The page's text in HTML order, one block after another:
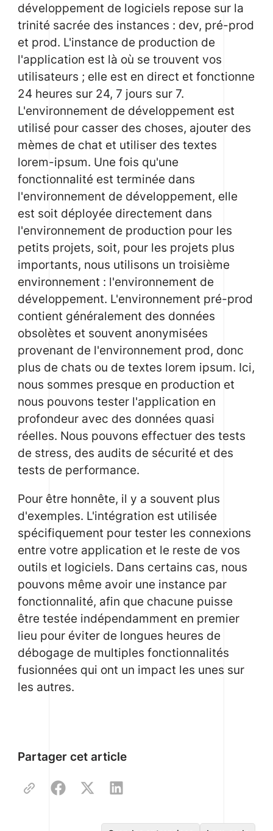
développement de logiciels repose sur la
trinité sacrée des instances : dev, pré-prod
et prod. L'instance de production de
l'application est là où se trouvent vos
utilisateurs ; elle est en direct et fonctionne
24 heures sur 24, 7 jours sur 7.
L'environnement de développement est
utilisé pour casser des choses, ajouter des
mèmes de chat et utiliser des textes
lorem-ipsum. Une fois qu'une
fonctionnalité est terminée dans
l'environnement de développement, elle
est soit déployée directement dans
l'environnement de production pour les
petits projets, soit, pour les projets plus
importants, nous utilisons un troisième
environnement : l'environnement de
développement. L'environnement pré-prod
contient généralement des données
obsolètes et souvent anonymisées
provenant de l'environnement prod, donc
plus de chats ou de textes lorem ipsum. Ici,
nous sommes presque en production et
nous pouvons tester l'application en
profondeur avec des données quasi
réelles. Nous pouvons effectuer des tests
de stress, des audits de sécurité et des
tests de performance.
Pour être honnête, il y a souvent plus
d'exemples. L'intégration est utilisée
spécifiquement pour tester les connexions
entre votre application et le reste de vos
outils et logiciels. Dans certains cas, nous
pouvons même avoir une instance par
fonctionnalité, afin que chacune puisse
être testée indépendamment en premier
lieu pour éviter de longues heures de
débogage de multiples fonctionnalités
fusionnées qui ont un impact les unes sur
les autres.
Partager cet article